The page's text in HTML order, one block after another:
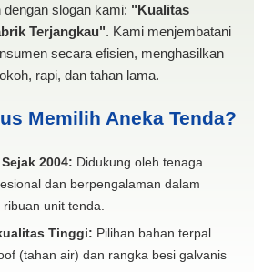
slogan kami: "Kualitas
Terjangkau". Kami menjembatani
secara efisien, menghasilkan
rapi, dan tahan lama.
Memilih Aneka Tenda?
2004: Didukung oleh tenaga
dan berpengalaman dalam
unit tenda.
Tinggi: Pilihan bahan terpal
(tahan air) dan rangka besi galvanis